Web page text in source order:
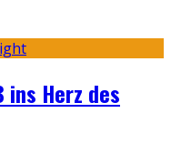
ins Herz des